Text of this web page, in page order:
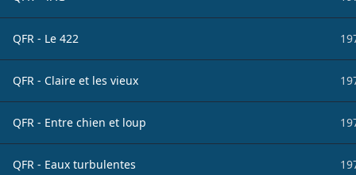
QFR - Le 422
QFR - Claire et les vieux
QFR - Entre chien et loup
QFR - Eaux turbulentes